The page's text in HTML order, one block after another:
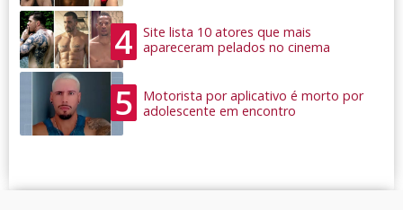
4
Site lista 10 atores que mais
apareceram pelados no cinema
5
Motorista por aplicativo é morto por
adolescente em encontro